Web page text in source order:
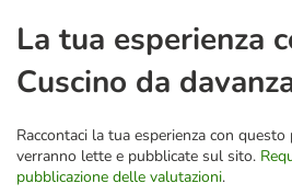
La tua esperienza
Cuscino da
Raccontaci la tua esperienza con
verranno lette e pubblicate sul sito.
pubblicazione delle valutazioni.